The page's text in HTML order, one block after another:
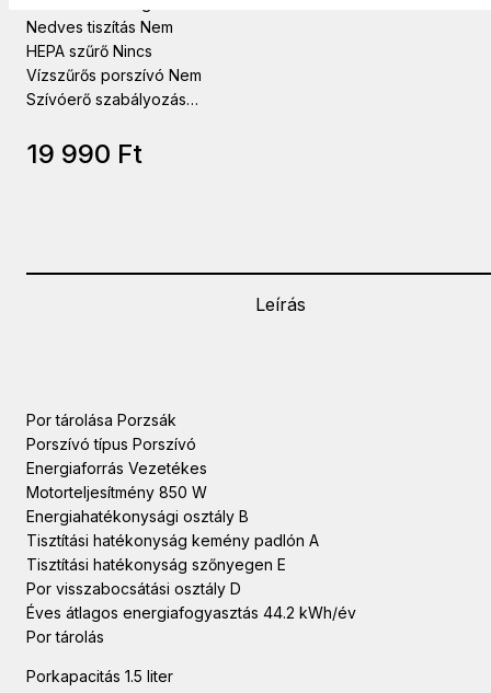
Nedves tiszítás Nem
HEPA szűrő Nincs
Vízszűrős porszívó Nem
Szívóerő szabályozás…
19 990 Ft
Leírás
Por tárolása Porzsák
Porszívó típus Porszívó
Energiaforrás Vezetékes
Motorteljesítmény 850 W
Energiahatékonysági osztály B
Tisztítási hatékonyság kemény padlón A
Tisztítási hatékonyság szőnyegen E
Por visszabocsátási osztály D
Éves átlagos energiafogyasztás 44.2 kWh/év
Por tárolás
Porkapacitás 1.5 liter